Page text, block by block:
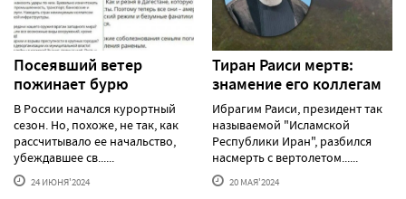
Посеявший ветер
пожинает бурю
В России начался курортный
сезон. Но, похоже, не так, как
рассчитывало ее начальство,
убеждавшее св......
24 ИЮНЯ'2024
Тиран Раиси мертв:
знамение его коллегам
Ибрагим Раиси, президент так
называемой "Исламской
Республики Иран", разбился
насмерть с вертолетом......
20 МАЯ'2024